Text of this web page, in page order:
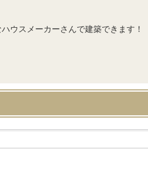
ウスメーカーさんで建築できます